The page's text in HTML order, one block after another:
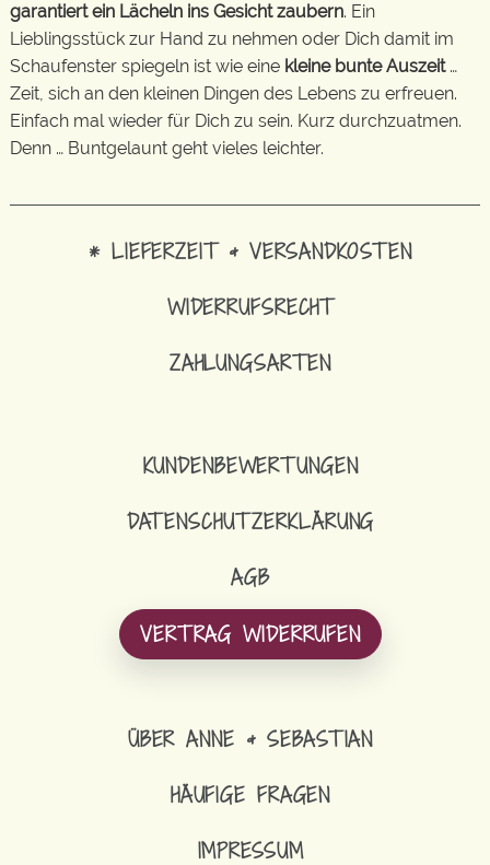
garantiert ein Lächeln ins Gesicht zaubern. Ein
Lieblingsstück zur Hand zu nehmen oder Dich damit im
Schaufenster spiegeln ist wie eine kleine bunte Auszeit…
Zeit, sich an den kleinen Dingen des Lebens zu erfreuen.
Einfach mal wieder für Dich zu sein. Kurz durchzuatmen.
Denn … Buntgelaunt geht vieles leichter.
* LIEFERZEIT & VERSANDKOSTEN
WIDERRUFSRECHT
ZAHLUNGSARTEN
KUNDENBEWERTUNGEN
DATENSCHUTZERKLÄRUNG
AGB
VERTRAG WIDERRUFEN
ÜBER ANNE & SEBASTIAN
HÄUFIGE FRAGEN
IMPRESSUM